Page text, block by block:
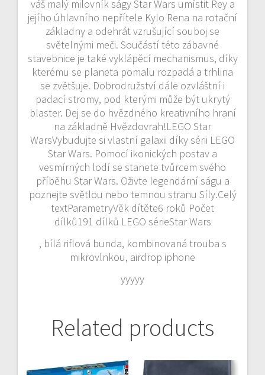
váš malý milovník ságy Star Wars umístit Rey a
jejího úhlavního nepřítele Kylo Rena na rotační
základny a odehrát vzrušující souboj se
světelnými meči. Součástí této zábavné
stavebnice je také vyklápěcí mechanismus, díky
kterému se planeta pomalu rozpadá a trhlina
se zvětšuje. Dobrodružství dále ozvláštní i
padací stromy, pod kterými může být ukrytý
blaster. Dej se do hvězdného kreativního hraní
na základně Hvězdovrah!LEGO Star
WarsVybudujte si vlastní galaxii díky sérii LEGO
Star Wars. Pomocí ikonických postav a
vesmírných lodí se stanete tvůrcem svého
příběhu Star Wars. Oživte legendární ságu a
poznejte světlou nebo temnou stranu Síly.Celý
textParametryVěk dítěte6 roků Počet
dílků191 dílků LEGO sérieStar Wars
, bílá riflová bunda, kombinovaná trouba s
mikrovlnkou, airdrop iphone
yyyyy
Related products